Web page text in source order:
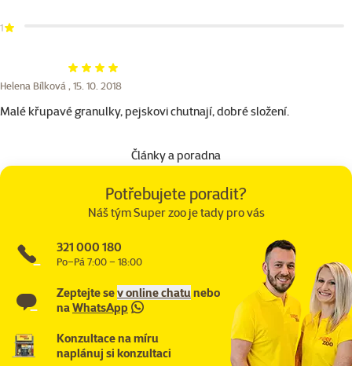
1
Hodnocení 80%
Helena Bílková , 15. 10. 2018
Malé křupavé granulky, pejskovi chutnají, dobré složení.
Články a poradna
Potřebujete poradit?
Náš tým Super zoo je tady pro vás
321 000 180
Po–Pá 7:00 – 18:00
Zeptejte sev online chatu nebo
naWhatsApp
Konzultace na míru
naplánuj si konzultaci